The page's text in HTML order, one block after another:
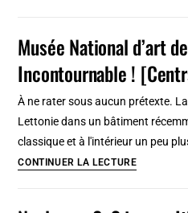
Chi
Minh
ville),
Vietnam
Musée National d’art
Incontournable !
À ne rater sous aucun prétexte.
Lettonie dans un bâtiment
classique et à l'intérieur un peu
CONTINUER LA LECTUREMusée